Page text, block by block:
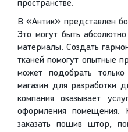
пространстве.
В «Антик» представлен
Это могут быть
материалы. Создать
тканей помогут опытные
может подобрать
магазин для разработки
компания оказывает
оформления помещения.
заказать пошив штор,